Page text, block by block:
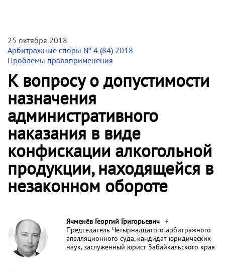
25 октября 2018
Арбитражные споры № 4 (84) 2018
Проблемы правоприменения
К вопросу о допустимости
назначения
административного
наказания в виде
конфискации алкогольной
продукции, находящейся в
незаконном обороте
Ячменёв Георгий Григорьевич
Председатель Четырнадцатого арбитражного
апелляционного суда, кандидат юридических
наук, заслуженный юрист Забайкальского края